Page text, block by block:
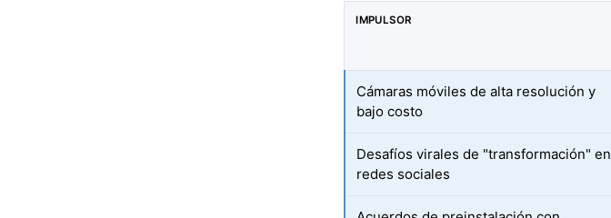
IMPULSOR
Cámaras móviles de alta resolución y
bajo costo
Desafíos virales de "transformación" en
redes sociales